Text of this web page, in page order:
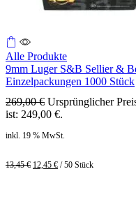
Alle Produkte
9mm Luger S&B Sellier &
Einzelpackungen 1000 Stück
269,00€ Ursprünglicher
ist: 249,00 €.
inkl. 19 % MwSt.
13,45€ 12,45 € /50 Stück